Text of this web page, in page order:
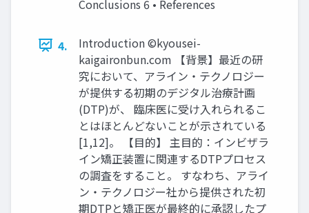
Conclusions 6 • References
4.
Introduction ©kyousei-
kaigaironbun.com 【背景】最近の研
究において、アライン・テクノロジー
が提供する初期のデジタル治療計画
(DTP)が、 臨床医に受け入れられるこ
とはほとんどないことが示されている
[1,12]。 【目的】 主目的：インビザラ
イン矯正装置に関連するDTPプロセス
の調査をすること。 すなわち、アライ
ン・テクノロジー社から提供された初
期DTPと矯正医が最終的に承認したプ